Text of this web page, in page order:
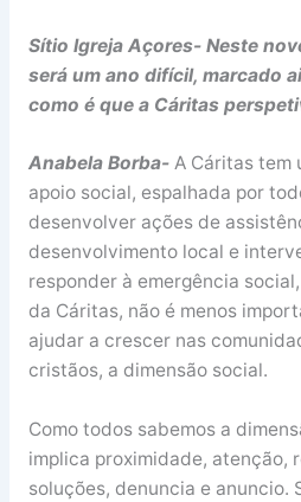
Sítio Igreja Açores- Neste
será um ano difícil, marcado
como é que a Cáritas
Anabela Borba- A Cáritas tem
apoio social, espalhada por
desenvolver ações de
desenvolvimento local e
responder à emergência
da Cáritas, não é menos
ajudar a crescer nas
cristãos, a dimensão social.
Como todos sabemos a
implica proximidade, atenção,
soluções, denuncia e anuncio.